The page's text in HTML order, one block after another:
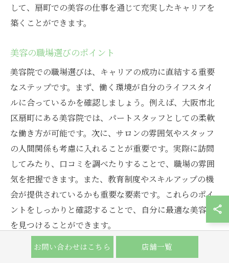
して、扇町での美容の仕事を通じて充実したキャリアを
築くことができます。
美容の職場選びのポイント
美容院での職場選びは、キャリアの成功に直結する重要
なステップです。まず、働く環境が自分のライフスタイ
ルに合っているかを確認しましょう。例えば、大阪市北
区扇町にある美容院では、パートスタッフとしての柔軟
な働き方が可能です。次に、サロンの雰囲気やスタッフ
の人間関係も考慮に入れることが重要です。実際に訪問
してみたり、口コミを調べたりすることで、職場の雰囲
気を把握できます。また、教育制度やスキルアップの機
会が提供されているかも重要な要素です。これらのポイ
ントをしっかりと確認することで、自分に最適な美容院
を見つけることができます。
美容の仕事を始めるメリット
お問い合わせはこちら 店舗一覧